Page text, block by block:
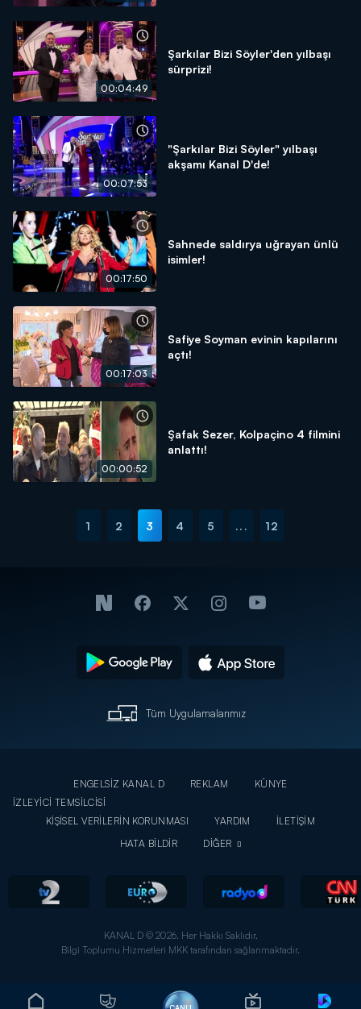
00:04:49
Şarkılar Bizi Söyler'den yılbaşı
sürprizi!
00:07:53
"Şarkılar Bizi Söyler" yılbaşı
akşamı Kanal D'de!
00:17:50
Sahnede saldırya uğrayan ünlü
isimler!
00:17:03
Safiye Soyman evinin kapılarını
açtı!
00:00:52
Şafak Sezer, Kolpaçino 4 filmini
anlattı!
1 2 3 4 5 ... 12
Tüm Uygulamalarımız
ENGELSİZ KANAL D REKLAM
KÜNYE
İZLEYİCİ TEMSİLCİSİ
KİŞİSEL VERİLERİN KORUNMASI
YARDIM
İLETİŞİM
HATA BİLDİR
DİĞER
KANAL D © 2026. Her Hakkı Saklıdır.
Bilgi Toplumu Hizmetleri MKK tarafından sağlanmaktadır.